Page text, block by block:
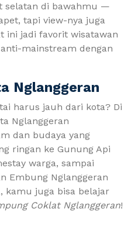
selatan di bawahmu —
tapi view-nya juga
ini jadi favorit wisatawan
mainstream dengan
Nglanggeran
harus jauh dari kota? Di
Nglanggeran
dan budaya yang
ringan ke Gunung Api
warga, sampai
Embung Nglanggeran
kamu juga bisa belajar
Coklat Nglanggeran!